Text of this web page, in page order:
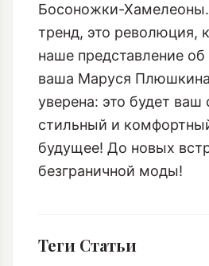
Босоножки-Хамелеоны.
тренд, это революция,
наше представление
ваша Маруся
уверена: это будет
стильный и
будущее! До новых
безграничной моды!
Теги Статьи